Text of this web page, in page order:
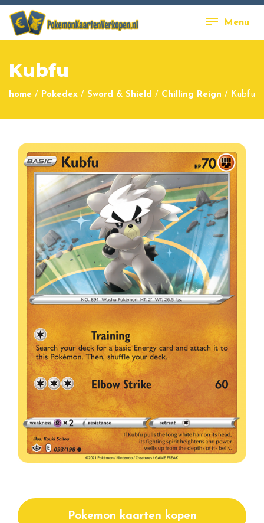
Menu
Kubfu
home / Pokedex / Sword & Shield / Chilling Reign / Kubfu
Pokemon kaarten kopen